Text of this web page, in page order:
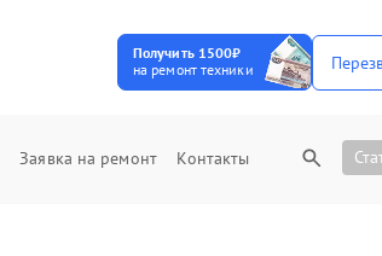
Получить 1500₽
на ремонт техники
Заявка на ремонт Контакты